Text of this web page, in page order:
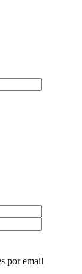
por email